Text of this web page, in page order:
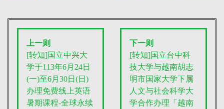
上一则
[转知]国立中兴大
学于113年6月24日
(一)至6月30日(日)
办理免费线上英语
暑期课程-全球永续
下一则
[转知]国立台中科
技大学与越南胡志
明市国家大学下属
人文与社会科学大
学合作办理「越南